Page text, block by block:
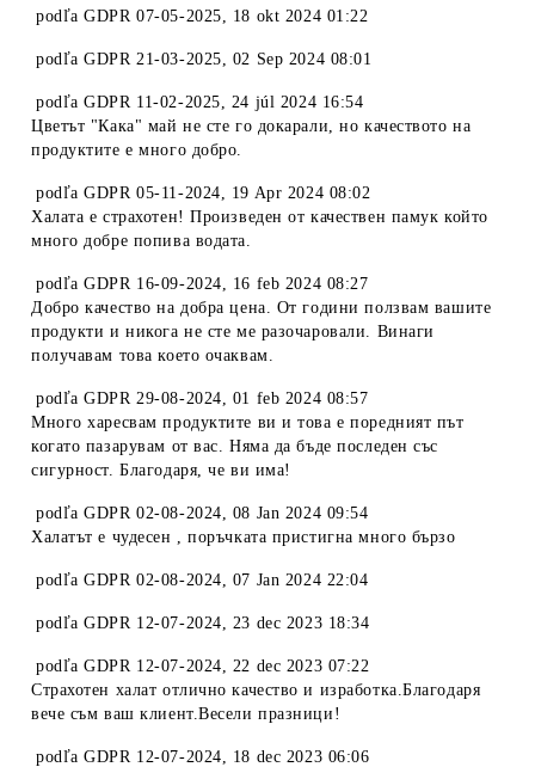
podľaGDPR 07-05-2025, 18 okt 2024 01:22
podľaGDPR 21-03-2025, 02 Sep 2024 08:01
podľaGDPR 11-02-2025, 24 júl 2024 16:54
Цветът "Кака" май не сте го докарали, но качеството на
продуктите е много добро.
podľaGDPR 05-11-2024, 19 Apr 2024 08:02
Халата е страхотен! Произведен от качествен памук който
много добре попива водата.
podľaGDPR 16-09-2024, 16 feb 2024 08:27
Добро качество на добра цена. От години ползвам вашите
продукти и никога не сте ме разочаровали. Винаги
получавам това което очаквам.
podľaGDPR 29-08-2024, 01 feb 2024 08:57
Много харесвам продуктите ви и това е поредният път
когато пазарувам от вас. Няма да бъде последен със
сигурност. Благодаря, че ви има!
podľaGDPR 02-08-2024, 08 Jan 2024 09:54
Халатът е чудесен , поръчката пристигна много бързо
podľaGDPR 02-08-2024, 07 Jan 2024 22:04
podľaGDPR 12-07-2024, 23 dec 2023 18:34
podľaGDPR 12-07-2024, 22 dec 2023 07:22
Страхотен халат отлично качество и изработка.Благодаря
вече съм ваш клиент.Весели празници!
podľaGDPR 12-07-2024, 18 dec 2023 06:06